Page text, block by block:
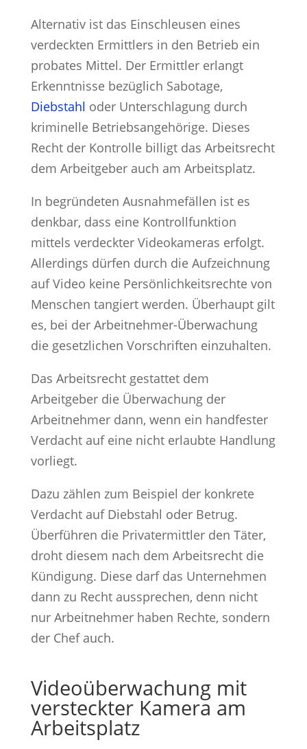
Alternativ ist das Einschleusen eines
verdeckten Ermittlers in den Betrieb ein
probates Mittel. Der Ermittler erlangt
Erkenntnisse bezüglich Sabotage,
Diebstahl oder Unterschlagung durch
kriminelle Betriebsangehörige. Dieses
Recht der Kontrolle billigt das Arbeitsrecht
dem Arbeitgeber auch am Arbeitsplatz.
In begründeten Ausnahmefällen ist es
denkbar, dass eine Kontrollfunktion
mittels verdeckter Videokameras erfolgt.
Allerdings dürfen durch die Aufzeichnung
auf Video keine Persönlichkeitsrechte von
Menschen tangiert werden. Überhaupt gilt
es, bei der Arbeitnehmer-Überwachung
die gesetzlichen Vorschriften einzuhalten.
Das Arbeitsrecht gestattet dem
Arbeitgeber die Überwachung der
Arbeitnehmer dann, wenn ein handfester
Verdacht auf eine nicht erlaubte Handlung
vorliegt.
Dazu zählen zum Beispiel der konkrete
Verdacht auf Diebstahl oder Betrug.
Überführen die Privatermittler den Täter,
droht diesem nach dem Arbeitsrecht die
Kündigung. Diese darf das Unternehmen
dann zu Recht aussprechen, denn nicht
nur Arbeitnehmer haben Rechte, sondern
der Chef auch.
Videoüberwachung mit
versteckter Kamera am
Arbeitsplatz